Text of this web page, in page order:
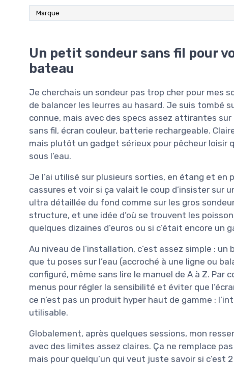
Marque
Un petit sondeur sans fil pour
bateau
Je cherchais un sondeur pas trop cher pour mes
de balancer les leurres au hasard. Je suis tombé
connue, mais avec des specs assez attirantes
sans fil, écran couleur, batterie rechargeable.
mais plutôt un gadget sérieux pour pêcheur loisir
sous l’eau.
Je l’ai utilisé sur plusieurs sorties, en étang et
cassures et voir si ça valait le coup d’insister sur
ultra détaillée du fond comme sur les gros
structure, et une idée d’où se trouvent les
quelques dizaines d’euros ou si c’était encore
Au niveau de l’installation, c’est assez simple :
que tu poses sur l’eau (accroché à une ligne ou
configuré, même sans lire le manuel de A à Z.
menus pour régler la sensibilité et éviter que
ce n’est pas un produit hyper haut de gamme :
utilisable.
Globalement, après quelques sessions, mon
avec des limites assez claires. Ça ne remplace
mais pour quelqu’un qui veut juste savoir si